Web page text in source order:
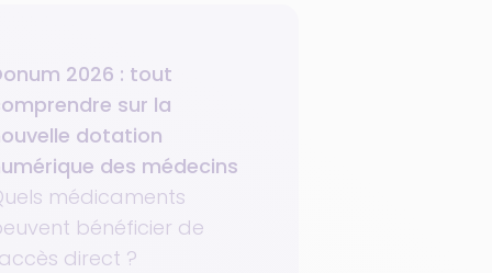
2026 : tout
sur la
dotation
des médecins
médicaments
bénéficier de
direct ?